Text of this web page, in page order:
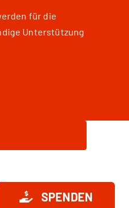
für die
Unterstützung
SPENDEN